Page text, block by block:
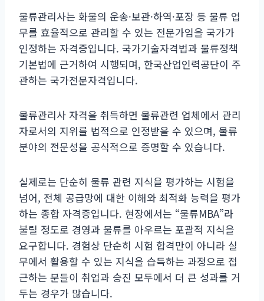
물류관리사는 화물의 운송·보관·하역·포장 등 물류 업
무를 효율적으로 관리할 수 있는 전문가임을 국가가
인정하는 자격증입니다. 국가기술자격법과 물류정책
기본법에 근거하여 시행되며, 한국산업인력공단이 주
관하는 국가전문자격입니다.
물류관리사 자격을 취득하면 물류관련 업체에서 관리
자로서의 지위를 법적으로 인정받을 수 있으며, 물류
분야의 전문성을 공식적으로 증명할 수 있습니다.
실제로는 단순히 물류 관련 지식을 평가하는 시험을
넘어, 전체 공급망에 대한 이해와 최적화 능력을 평가
하는 종합 자격증입니다. 현장에서는 “물류MBA”라
불릴 정도로 경영과 물류를 아우르는 포괄적 지식을
요구합니다. 경험상 단순히 시험 합격만이 아니라 실
무에서 활용할 수 있는 지식을 습득하는 과정으로 접
근하는 분들이 취업과 승진 모두에서 더 큰 성과를 거
두는 경우가 많습니다.